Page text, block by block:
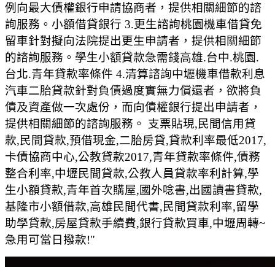
例向最大債權銀行申請協商者，提供相關細節的諮
詢服務。小額借貸銀行 3.更生諮詢桃園機車借貸免
留車針對擬向法院提出更生申請者，提供相關細節
的諮詢服務。學生小額貸款急需錢高雄.台中.桃園.
台北.青年貸款率條件 4.清算諮詢中壢機車借款利息
汽車二胎貸款針對負債過度實無力償還者，欲將負
債及資產做一次處份，而向債權銀行提出申請者，
提供相關細節的諮詢服務。 支票貼現,民間信用貸
款,民間貸款,預借現金,二胎房貸,貸款利率最低2017,
卡債協商中心,公教貸款2017,青年貸款率條件,債務
整合利率,中壢民間貸款,公教人員貸款率利計算,學
生小額貸款,青年首次購屋,國外唸書,出國讀書貸款,
基隆市小額借款,高雄民間代書,民間貸款利率,留學
助學貸款,房屋貸款手續費,銀行貸款買車,中壢周轉~
急用可當日撥款!"